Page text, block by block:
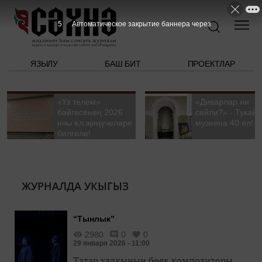
ЯЗЫЛУ БАШ БИТ ПРОЕКТЛАР
«Үз телем»
бәйгесенең 2026
нчы ел җиңүчеләре
билгеле!
«Диварлар ни
сөйли?» - Тукай
музеена 40 ел!
ЖУРНАЛДА УКЫГЫЗ
“Тынлык”
2980
0 0
29 января 2026 - 11:00
5 Автоматическое закрытие баннера через